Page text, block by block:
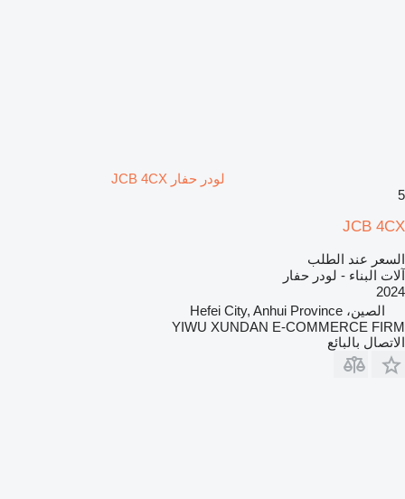
لودر حفار JCB 4CX
5
JCB 4CX
السعر عند الطلب
آلات البناء - لودر حفار
2024
الصين، Hefei City, Anhui Province
YIWU XUNDAN E-COMMERCE FIRM
الاتصال بالبائع